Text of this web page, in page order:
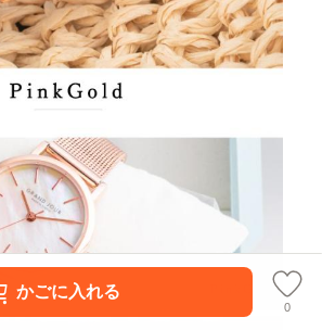
かごに入れる
0